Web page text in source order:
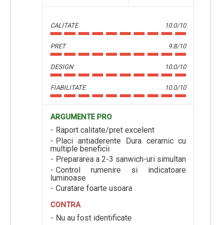
CALITATE 10.0/10
PRET 9.8/10
DESIGN 10.0/10
FIABILITATE 10.0/10
ARGUMENTE PRO
Raport calitate/pret excelent
Placi antiaderente Dura ceramic cu
multiple beneficii
Prepararea a 2-3 sanwich-uri simultan
Control rumenire si indicatoare
luminoase
Curatare foarte usoara
CONTRA
Nu au fost identificate